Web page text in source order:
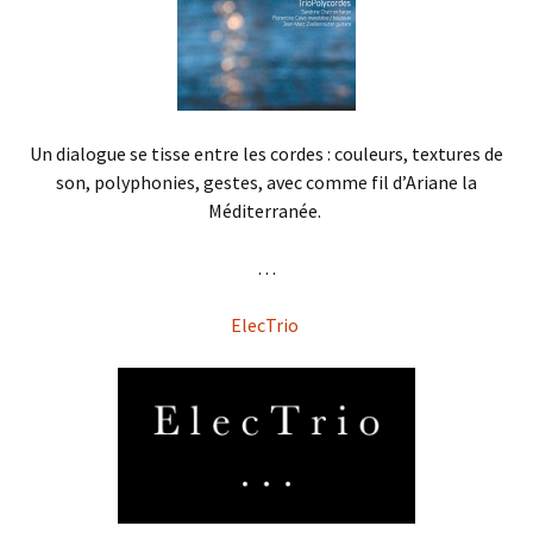
Un dialogue se tisse entre les cordes : couleurs, textures de
son, polyphonies, gestes, avec comme fil d’Ariane la
Méditerranée.
. . .
ElecTrio